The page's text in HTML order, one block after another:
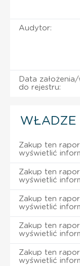
Audytor:
Data
do rejestru:
WŁADZE
Zakup ten
wyświetlić
Zakup ten
wyświetlić
Zakup ten
wyświetlić
Zakup ten
wyświetlić
Zakup ten
wyświetlić